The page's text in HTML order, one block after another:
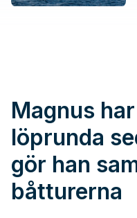
Magnus
löprunda
gör han
båtturerna